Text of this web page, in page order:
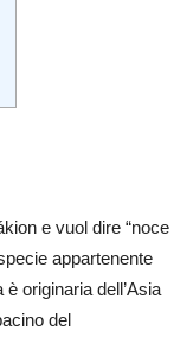
e vuol dire “noce
appartenente
originaria dell’Asia
del